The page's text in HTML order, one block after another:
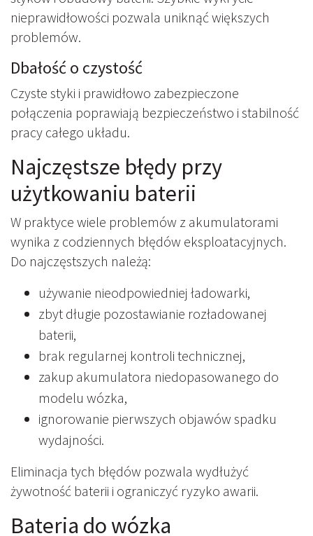
nieprawidłowości pozwala uniknąć większych
problemów.
Dbałość o czystość
Czyste styki i prawidłowo zabezpieczone
połączenia poprawiają bezpieczeństwo i stabilność
pracy całego układu.
Najczęstsze błędy przy
użytkowaniu baterii
W praktyce wiele problemów z akumulatorami
wynika z codziennych błędów eksploatacyjnych.
Do najczęstszych należą:
używanie nieodpowiedniej ładowarki,
zbyt długie pozostawianie rozładowanej
baterii,
brak regularnej kontroli technicznej,
zakup akumulatora niedopasowanego do
modelu wózka,
ignorowanie pierwszych objawów spadku
wydajności.
Eliminacja tych błędów pozwala wydłużyć
żywotność baterii i ograniczyć ryzyko awarii.
Bateria do wózka